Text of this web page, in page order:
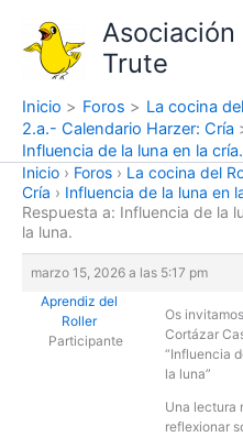
contenido
Asociación
Trute
Inicio Foros
La cocina
2.a.- Calendario Harzer: Cría
Influencia de la luna en la
Inicio › Foros › La cocina del
Cría › Influencia de la luna en
Respuesta a: Influencia de la
la luna.
marzo 15, 2026 a las 5:17 pm
Aprendiz del
Roller
Participante
Os
Cortázar
“Influencia
la luna”
Una lectura
reflexionar